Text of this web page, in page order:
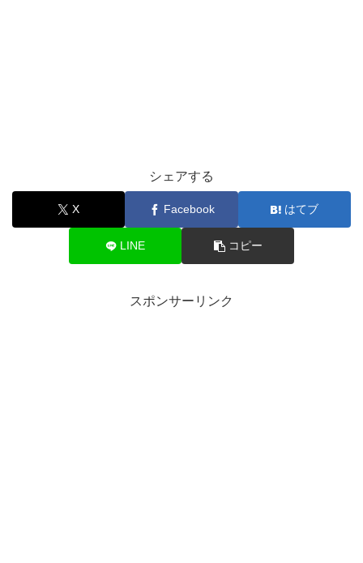
シェアする
X Facebook はてブ
LINE コピー
スポンサーリンク